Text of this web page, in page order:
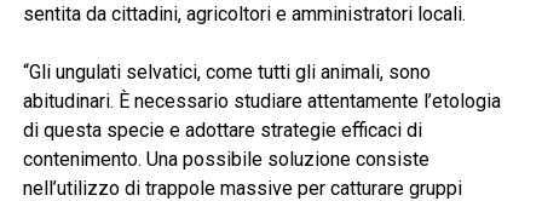
sentita da cittadini, agricoltori e amministratori locali.
“Gli ungulati selvatici, come tutti gli animali, sono
abitudinari. È necessario studiare attentamente l’etologia
di questa specie e adottare strategie efficaci di
contenimento. Una possibile soluzione consiste
nell’utilizzo di trappole massive per catturare gruppi